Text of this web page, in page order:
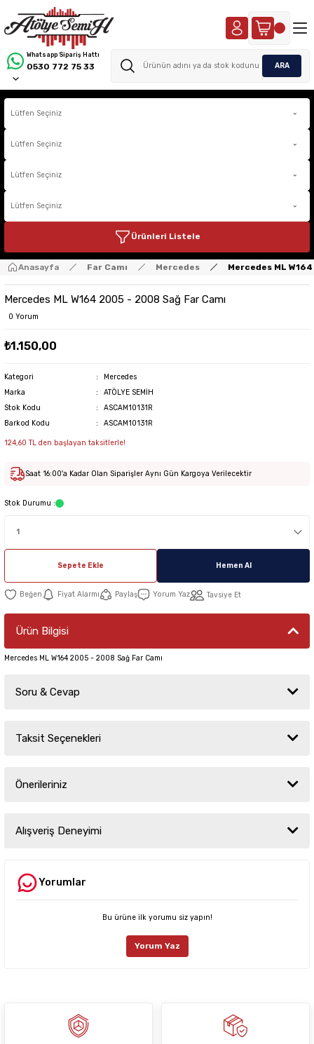
Whatsapp Sipariş Hattı
0530 772 75 33 ARA
Ürünleri Listele
Anasayfa Far Camı Mercedes Mercedes ML
Mercedes ML W164 2005 - 2008 Sağ Far Camı
0 Yorum
₺1.150,00
Kategori
Mercedes
Marka
ATÖLYE SEMİH
Stok Kodu
ASCAM10131R
Barkod Kodu
ASCAM10131R
124,60 TL den başlayan taksitlerle!
Saat 16:00'a Kadar Olan Siparişler Aynı Gün Kargoya Verilecektir
Stok Durumu :
Sepete Ekle Hemen Al
Fiyat Alarmı Paylaş Yorum Yaz Tavsiye Et
Ürün Bilgisi
Mercedes ML W164 2005 - 2008 Sağ Far Camı
Soru & Cevap
Ürün hakkında henüz soru sorulmamış.
Taksit Seçenekleri
Önerileriniz
yetersiz gördüğünüz noktaları öneri formunu kullanarak tarafımıza
iletebilirsiniz.
Ürün resmi kalitesiz, bozuk veya görüntülenemiyor.
Ürün fiyatı diğer sitelerden daha pahalı.
Alışveriş Deneyimi
Deneyimini Paylaş
Yorumlar
Bu ürüne ilk yorumu siz yapın!
Yorum Yaz